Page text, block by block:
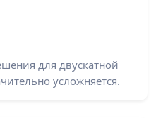
для двускатной
усложняется.